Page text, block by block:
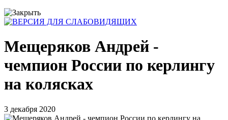
Мещеряков Андрей -
чемпион России по керлингу
на колясках
3 декабря 2020